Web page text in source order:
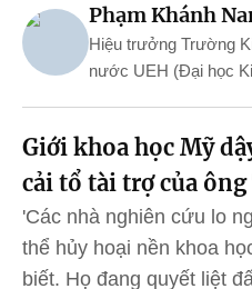
Phạm Khánh
Hiệu trưởng Trường
nước UEH (Đại học
Giới khoa học Mỹ
cải tổ tài trợ của
'Các nhà nghiên cứu lo
thể hủy hoại nền khoa
biết. Họ đang quyết liệt